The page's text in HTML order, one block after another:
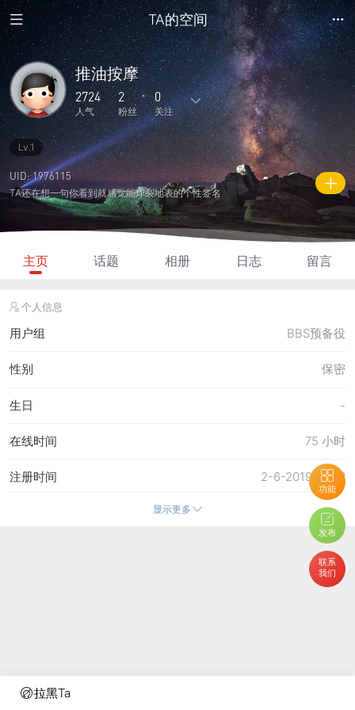
拉黑Ta
TA的空间
功能
发布
联系
我们
推油按摩
2724
人气
2
粉丝
0
关注
3
主题
203
回复
0
日志
0
相册
0
好友
2 0
关注
0
说说
2724
人气 积分
Lv.1
UID: 1976115
TA还在想一句你看到就感觉能炸裂地表的个性签名
主页 话题 相册 日志 留言
个人信息
用户组 BBS预备役
保密
性别
-
生日
75 小时
在线时间
2-6-2019 16:03
注册时间
8-8-2026 12:35
8-8-2026 12:35
8-8-2026 12:40
显示更多